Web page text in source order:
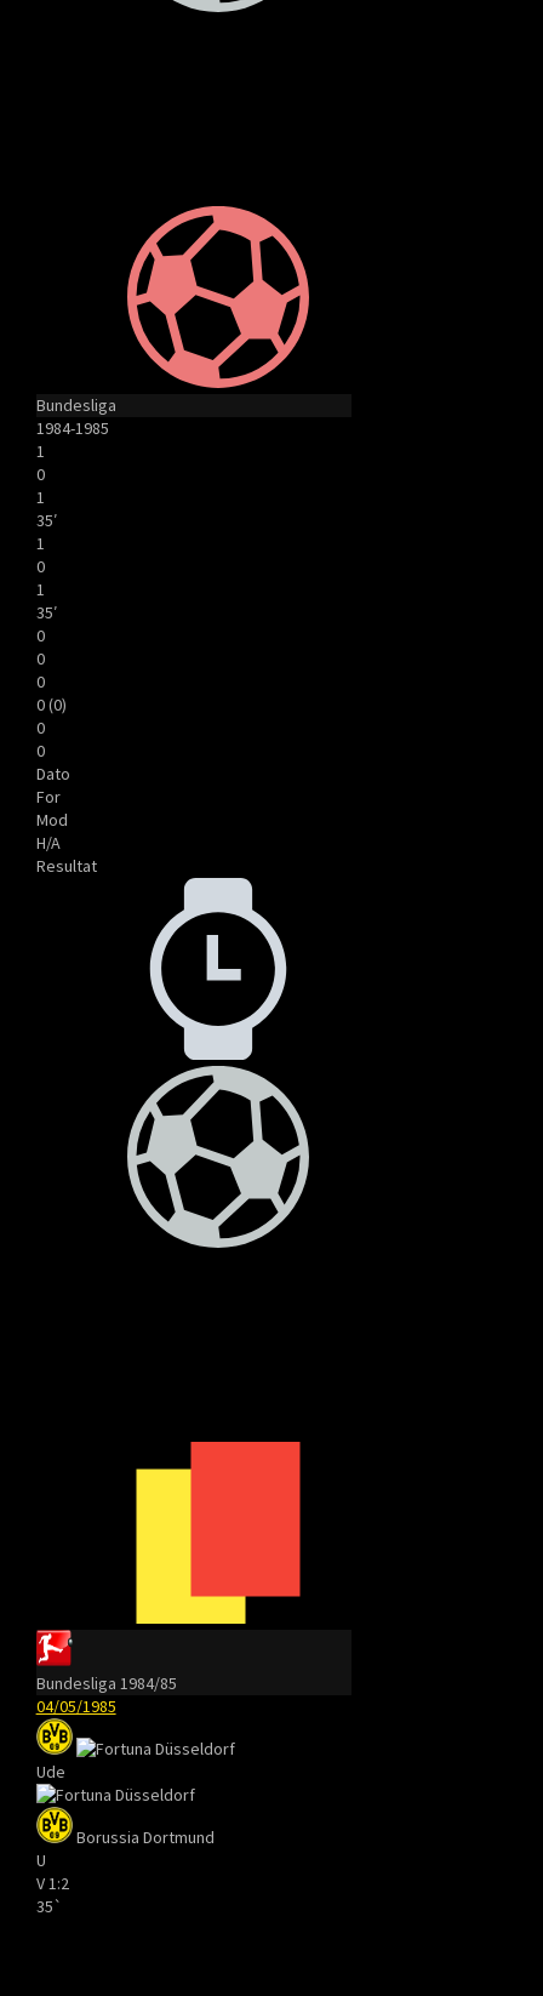
Bundesliga
1984-1985
1
0
1
35′
1
0
1
35′
0
0
0
0 (0)
0
0
Dato
For
Mod
H/A
Resultat
Bundesliga 1984/85
04/05/1985
Ude
Borussia Dortmund
U
V 1:2
35`